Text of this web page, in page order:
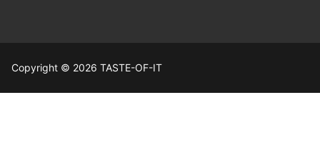
Copyright © 2026 TASTE-OF-IT